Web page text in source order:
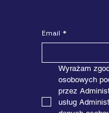
Email *
Wyrażam
osobowych
przez
usług